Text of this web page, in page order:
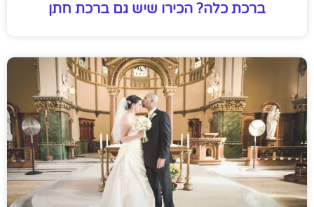
ברכת כלה? הכירו שיש גם ברכת חתן